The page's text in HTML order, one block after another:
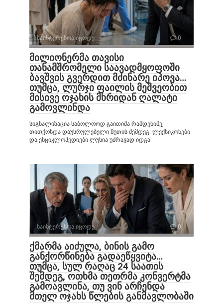
საინტერესოა იცოდე 0
მილიონერმა თავისი
თანამშრომელი საავადმყოფოში
ბავშვის გვერდით მძინარე იპოვა…
თუმცა, ლურჯი ფაილის მეშვეობით
მისივე ოჯახის მხრიდან ღალატი
გამოვლინდა
სიგნალიზაცია საბოლოოდ გაითიშა რამდენიმე,
თითქოსდა დაუსრულებელი წუთის შემდეგ. ლექსიკონები
და ენციკლოპედიები ლუსია უძრავად იდგა
საინტერესოა იცოდე 0
ქმარმა აიძულა, ბინის გამო
განქორწინება გადაეწყვიტა…
თუმცა, სულ რაღაც 24 საათის
შემდეგ, ოთხმა თეთრმა კონვერტმა
გამოავლინა, თუ ვინ არჩენდა
მთელ ოჯახს წლების განმავლობაში